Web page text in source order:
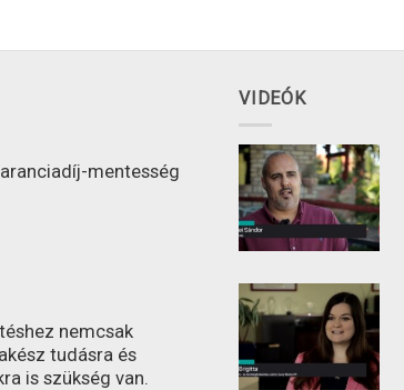
mentesség
nemcsak
tudásra és
is szükség van.
VIDEÓK